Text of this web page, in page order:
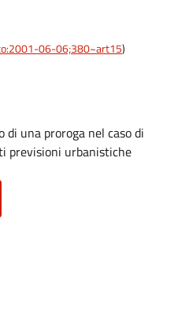
06-06;380~art15)
una proroga nel caso di
previsioni urbanistiche